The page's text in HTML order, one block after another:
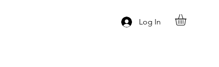
Log In